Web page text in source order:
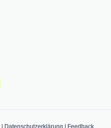
Datenschutzerklärung Feedback